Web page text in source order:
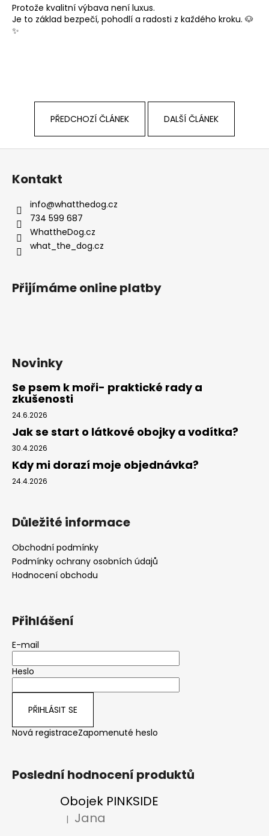
Protože kvalitní výbava není luxus.
Je to základ bezpečí, pohodlí a radosti z každého kroku. 🐶
✨
PŘEDCHOZÍ ČLÁNEK DALŠÍ ČLÁNEK
Z
Kontakt
info@whatthedog.cz
734 599 687
WhattheDog.cz
what_the_dog.cz
Přijímáme online platby
Novinky
Se psem k moři- praktické rady a
zkušenosti
24.6.2026
Jak se start o látkové obojky a vodítka?
30.4.2026
Kdy mi dorazí moje objednávka?
24.4.2026
Důležité informace
Obchodní podmínky
Podmínky ochrany osobních údajů
Hodnocení obchodu
Přihlášení
E-mail
Heslo
PŘIHLÁSIT SE
Nová registraceZapomenuté heslo
Poslední hodnocení produktů
Obojek PINKSIDE
Hodnocení produktu je 5 z 5 hvězdiček.
| Jana